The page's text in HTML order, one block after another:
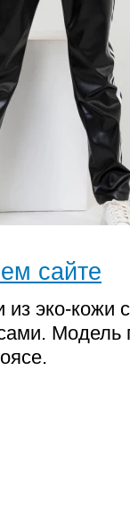
сайте
эко-кожи
Модель